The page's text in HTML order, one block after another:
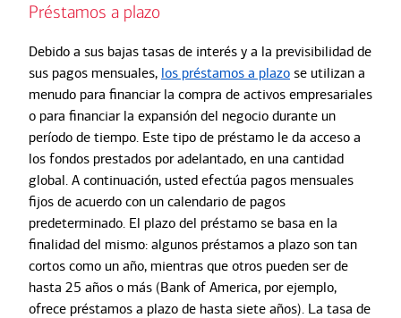
Préstamos a plazo
Debido a sus bajas tasas de interés y a la previsibilidad de
sus pagos mensuales, los préstamos a plazo se utilizan a
menudo para financiar la compra de activos empresariales
o para financiar la expansión del negocio durante un
período de tiempo. Este tipo de préstamo le da acceso a
los fondos prestados por adelantado, en una cantidad
global. A continuación, usted efectúa pagos mensuales
fijos de acuerdo con un calendario de pagos
predeterminado. El plazo del préstamo se basa en la
finalidad del mismo: algunos préstamos a plazo son tan
cortos como un año, mientras que otros pueden ser de
hasta 25 años o más (Bank of America, por ejemplo,
ofrece préstamos a plazo de hasta siete años). La tasa de